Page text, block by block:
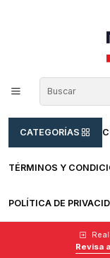
CATEGORÍAS
TÉRMINOS Y
POLÍTICA DE
Revisa